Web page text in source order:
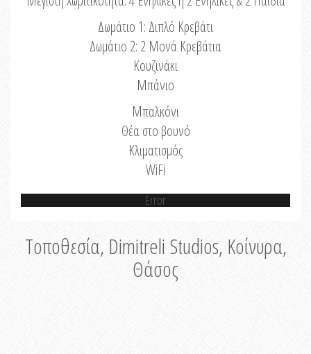
Δωμάτιο 1: Διπλό Κρεβάτι
Δωμάτιο 2: 2 Μονά Κρεβάτια
Κουζινάκι
Μπάνιο
Μπαλκόνι
Θέα στο βουνό
Κλιματισμός
WiFi
Error
Τοποθεσία, Dimitreli Studios, Κοίνυρα,
Θάσος